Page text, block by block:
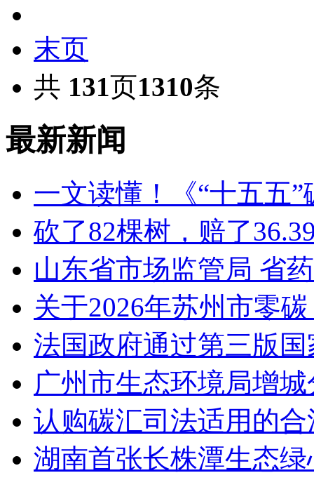
末页
共 131页1310条
最新新闻
一文读懂！《“十五五
砍了82棵树，赔了
山东省市场监管局 省
关于2026年苏州市零
法国政府通过第三版
广州市生态环境局增
认购碳汇司法适用的
湖南首张长株潭生态